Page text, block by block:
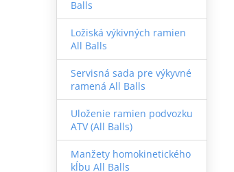
Balls
Ložiská výkivných ramien
All Balls
Servisná sada pre výkyvné
ramená All Balls
Uloženie ramien podvozku
ATV (All Balls)
Manžety homokinetického
kĺbu All Balls